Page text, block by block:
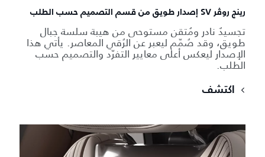
رينج روڤر SV إصدار طويق من قسم التصميم حسب الطلب
تجسيدٌ نادر ومُتقن مستوحى من هيبة سلسة جبال
طويق، وقد صُمّم ليعبر عن الرُقي المعاصر. يأتي هذا
الإصدار ليعكس أعلى معايير التفرّد والتصميم حسب
الطلب.
اكتشف